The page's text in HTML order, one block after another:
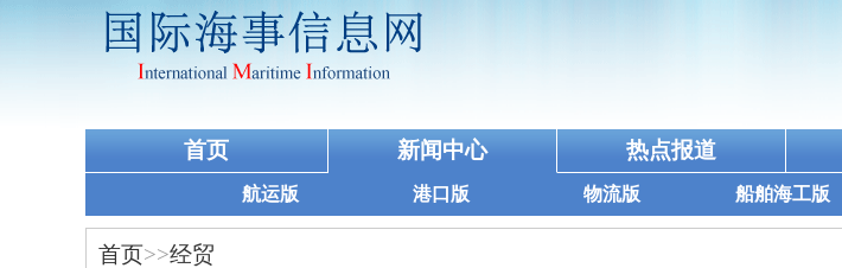
首页 新闻中心 热点报道
航运版 港口版 物流版 船舶海工版
首页>>经贸